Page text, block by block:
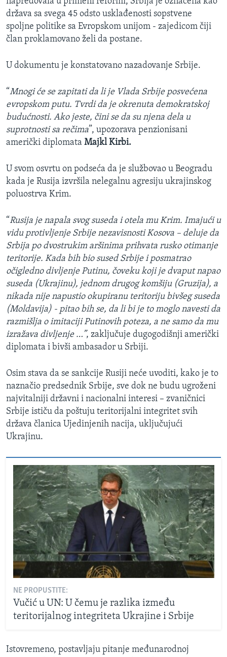
država sa svega 45 odsto usklađenosti sopstvene
spoljne politike sa Evropskom unijom - zajedicom čiji
član proklamovano želi da postane.
U dokumentu je konstatovano nazadovanje Srbije.
“Mnogi će se zapitati da li je Vlada Srbije posvećena
evropskom putu. Tvrdi da je okrenuta demokratskoj
budućnosti. Ako jeste, čini se da su njena dela u
suprotnosti sa rečima”, upozorava penzionisani
američki diplomata Majkl Kirbi.
U svom osvrtu on podseća da je službovao u Beogradu
kada je Rusija izvršila nelegalnu agresiju ukrajinskog
poluostrva Krim.
“Rusija je napala svog suseda i otela mu Krim. Imajući u
vidu protivljenje Srbije nezavisnosti Kosova – deluje da
Srbija po dvostrukim aršinima prihvata rusko otimanje
teritorije. Kada bih bio sused Srbije i posmatrao
očigledno divljenje Putinu, čoveku koji je dvaput napao
suseda (Ukrajinu), jednom drugog komšiju (Gruzija), a
nikada nije napustio okupiranu teritoriju bivšeg suseda
(Moldavija) - pitao bih se, da li bi je to moglo navesti da
razmišlja o imitaciji Putinovih poteza, a ne samo da mu
izražava divljenje …”, zaključuje dugogodišnji američki
diplomata i bivši ambasador u Srbiji.
Osim stava da se sankcije Rusiji neće uvoditi, kako je to
naznačio predsednik Srbije, sve dok ne budu ugroženi
najvitalniji državni i nacionalni interesi – zvaničnici
Srbije ističu da poštuju teritorijalni integritet svih
država članica Ujedinjenih nacija, uključujući
Ukrajinu.
NE PROPUSTITE:
Vučić u UN: U čemu je razlika između
teritorijalnog integriteta Ukrajine i Srbije
Istovremeno, postavljaju pitanje međunarodnoj